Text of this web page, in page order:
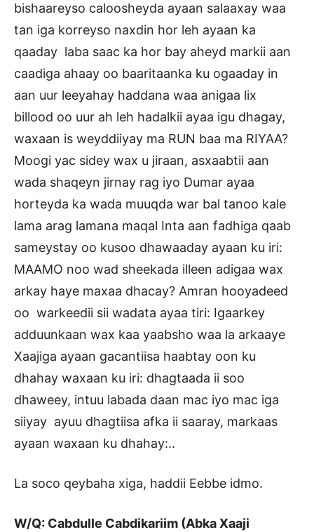
bishaareyso caloosheyda ayaan salaaxay waa
tan iga korreyso naxdin hor leh ayaan ka
qaaday laba saac ka hor bay aheyd markii aan
caadiga ahaay oo baaritaanka ku ogaaday in
aan uur leeyahay haddana waa anigaa lix
billood oo uur ah leh hadalkii ayaa igu dhagay,
waxaan is weyddiiyay ma RUN baa ma RIYAA?
Moogi yac sidey wax u jiraan, asxaabtii aan
wada shaqeyn jirnay rag iyo Dumar ayaa
horteyda ka wada muuqda war bal tanoo kale
lama arag lamana maqal Inta aan fadhiga qaab
sameystay oo kusoo dhawaaday ayaan ku iri:
MAAMO noo wad sheekada illeen adigaa wax
arkay haye maxaa dhacay? Amran hooyadeed
oo warkeedii sii wadata ayaa tiri: Igaarkey
adduunkaan wax kaa yaabsho waa la arkaaye
Xaajiga ayaan gacantiisa haabtay oon ku
dhahay waxaan ku iri: dhagtaada ii soo
dhaweey, intuu labada daan mac iyo mac iga
siiyay ayuu dhagtiisa afka ii saaray, markaas
ayaan waxaan ku dhahay:..
La soco qeybaha xiga, haddii Eebbe idmo.
W/Q: Cabdulle Cabdikariim (Abka Xaaji